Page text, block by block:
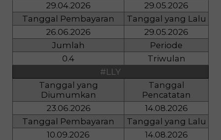
29.04.2026
29.05.2026
Tanggal Pembayaran
Tanggal yang Lalu
26.06.2026
29.05.2026
Jumlah
Periode
0.4
Triwulan
#LLY
Tanggal yang
Diumumkan
Tanggal
Pencatatan
23.06.2026
14.08.2026
Tanggal Pembayaran
Tanggal yang Lalu
10.09.2026
14.08.2026